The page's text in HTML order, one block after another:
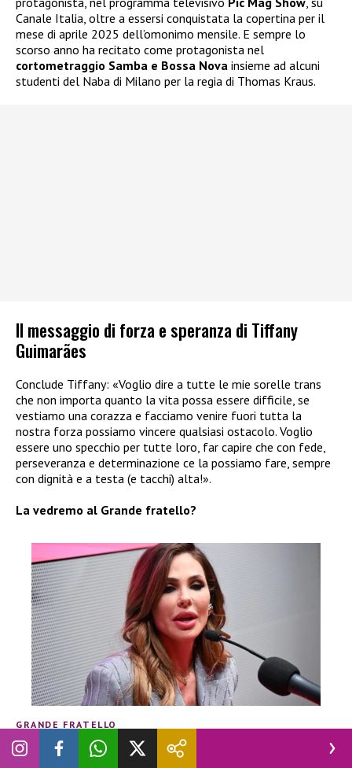
Canale Italia, oltre a essersi conquistata la copertina per il
mese di aprile 2025 dell’omonimo mensile. E sempre lo
scorso anno ha recitato come protagonista nel
cortometraggio Samba e Bossa Nova insieme ad alcuni
studenti del Naba di Milano per la regia di Thomas Kraus.
Il messaggio di forza e speranza di Tiffany
Guimarães
Conclude Tiffany: «Voglio dire a tutte le mie sorelle trans
che non importa quanto la vita possa essere difficile, se
vestiamo una corazza e facciamo venire fuori tutta la
nostra forza possiamo vincere qualsiasi ostacolo. Voglio
essere uno specchio per tutte loro, far capire che con fede,
perseveranza e determinazione ce la possiamo fare, sempre
con dignità e a testa (e tacchi) alta!».
La vedremo al Grande fratello?
GRANDE FRATELLO
Grande Fratello Vip, il